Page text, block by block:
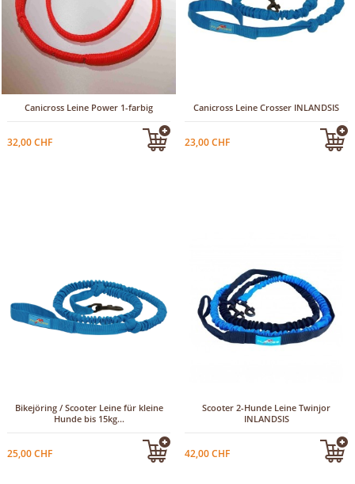
Canicross Leine Power 1-farbig
32,00 CHF
Canicross Leine Crosser INLANDSIS
23,00 CHF
Bikejöring / Scooter Leine für kleine
Hunde bis 15kg...
25,00 CHF
Scooter 2-Hunde Leine Twinjor
INLANDSIS
42,00 CHF